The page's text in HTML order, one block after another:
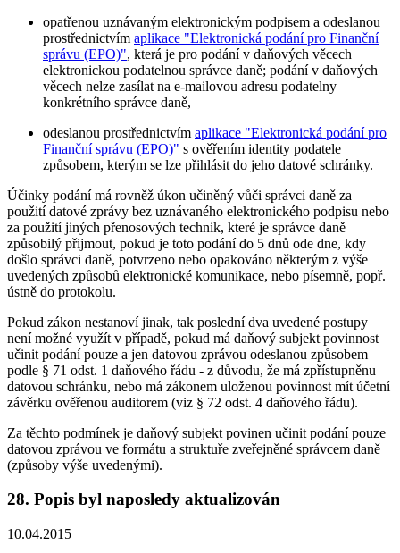
opatřenou uznávaným elektronickým podpisem a odeslanou
prostřednictvím aplikace "Elektronická podání pro Finanční
správu (EPO)", která je pro podání v daňových věcech
elektronickou podatelnou správce daně; podání v daňových
věcech nelze zasílat na e-mailovou adresu podatelny
konkrétního správce daně,
odeslanou prostřednictvím aplikace "Elektronická podání pro
Finanční správu (EPO)" s ověřením identity podatele
způsobem, kterým se lze přihlásit do jeho datové schránky.
Účinky podání má rovněž úkon učiněný vůči správci daně za
použití datové zprávy bez uznávaného elektronického podpisu nebo
za použití jiných přenosových technik, které je správce daně
způsobilý přijmout, pokud je toto podání do 5 dnů ode dne, kdy
došlo správci daně, potvrzeno nebo opakováno některým z výše
uvedených způsobů elektronické komunikace, nebo písemně, popř.
ústně do protokolu.
Pokud zákon nestanoví jinak, tak poslední dva uvedené postupy
není možné využít v případě, pokud má daňový subjekt povinnost
učinit podání pouze a jen datovou zprávou odeslanou způsobem
podle § 71 odst. 1 daňového řádu - z důvodu, že má zpřístupněnu
datovou schránku, nebo má zákonem uloženou povinnost mít účetní
závěrku ověřenou auditorem (viz § 72 odst. 4 daňového řádu).
Za těchto podmínek je daňový subjekt povinen učinit podání pouze
datovou zprávou ve formátu a struktuře zveřejněné správcem daně
(způsoby výše uvedenými).
28. Popis byl naposledy aktualizován
10.04.2015